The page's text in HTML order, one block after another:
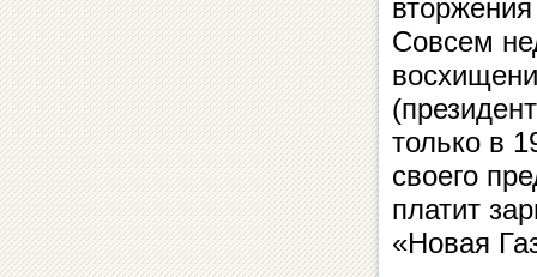
Совсем
только в
своего
платит
«Новая